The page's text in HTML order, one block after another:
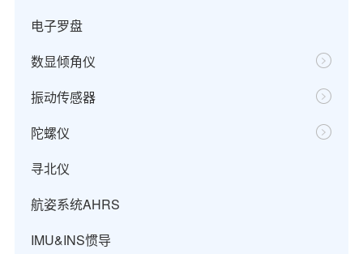
电子罗盘
数显倾角仪
振动传感器
陀螺仪
寻北仪
航姿系统AHRS
IMU&INS惯导